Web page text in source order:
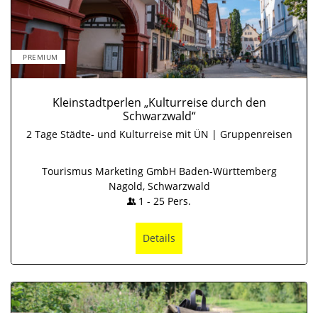
PREMIUM
Kleinstadtperlen „Kulturreise durch den
Schwarzwald“
2 Tage Städte- und Kulturreise mit ÜN | Gruppenreisen
Tourismus Marketing GmbH Baden-Württemberg
Nagold, Schwarzwald
1 - 25 Pers.
Details